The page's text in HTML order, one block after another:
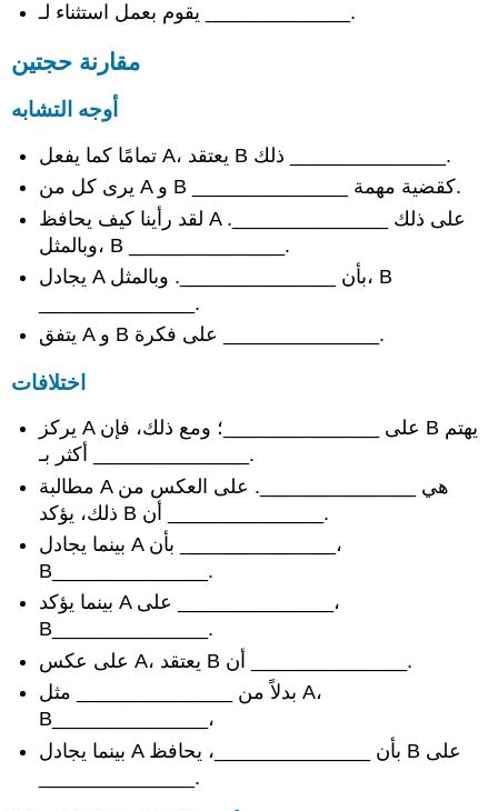
يقوم بعمل استثناء لـ _____________.
مقارنة حجتين
أوجه التشابه
تمامًا كما يفعل A، يعتقد B ذلك ______________.
يرى كل من A و B ______________ كقضية مهمة.
لقد رأينا كيف يحافظ A على ذلك ______________.
وبالمثل، B ______________.
يجادل A بأن ______________. وبالمثل، B
______________.
يتفق A و B على فكرة ______________.
اختلافات
يركز A على ______________؛ ومع ذلك، فإن B يهتم
أكثر بـ ______________.
مطالبة A هي ______________. على العكس من
ذلك، يؤكد B أن ______________.
بينما يجادل A بأن ______________،
B______________.
بينما يؤكد A على ______________،
B______________.
على عكس A، يعتقد B أن ______________.
بدلاً من ______________ مثل A،
B______________،
بينما يجادل A بأن ______________، يحافظ B على
______________.